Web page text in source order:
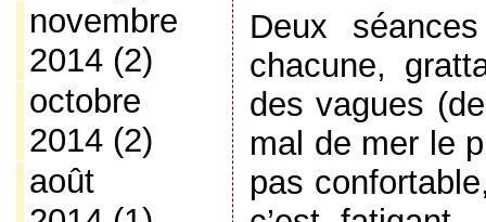
novembre
2014(2)
octobre
2014(2)
août
Deux
chacune,
des vagues
mal de mer le
pas